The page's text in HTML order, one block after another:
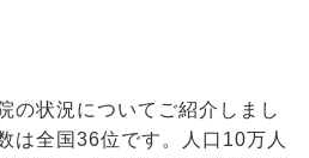
の状況についてご紹介しまし
は全国36位です。人口10万人